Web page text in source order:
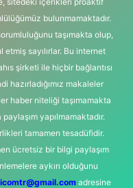
bulunmamaktadır.
taşımakta olup,
sayılırlar. Bu internet
şirketi ile hiçbir bağlantısı
hazırladığımız makaleler
haber niteliği taşımamakta
yapılmamaktadır.
tamamen tesadüfidir.
ücretsiz bir bilgi paylaşım
aykırı olduğunu
adresine